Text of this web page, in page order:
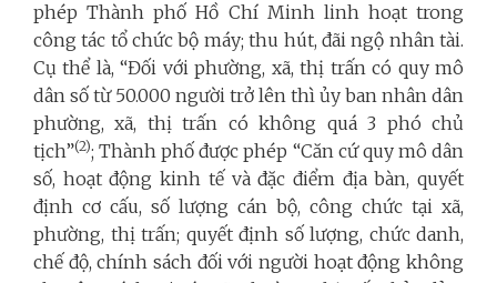
phép Thành phố Hồ Chí Minh linh hoạt trong
công tác tổ chức bộ máy; thu hút, đãi ngộ nhân tài.
Cụ thể là, “Đối với phường, xã, thị trấn có quy mô
dân số từ 50.000 người trở lên thì ủy ban nhân dân
phường, xã, thị trấn có không quá 3 phó chủ
tịch”(2); Thành phố được phép “Căn cứ quy mô dân
số, hoạt động kinh tế và đặc điểm địa bàn, quyết
định cơ cấu, số lượng cán bộ, công chức tại xã,
phường, thị trấn; quyết định số lượng, chức danh,
chế độ, chính sách đối với người hoạt động không